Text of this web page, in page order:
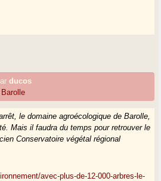
ducos
le domaine agroécologique de Barolle,
Mais il faudra du temps pour retrouver le
Conservatoire végétal régional
avec-plus-de-12-000-arbres-le-